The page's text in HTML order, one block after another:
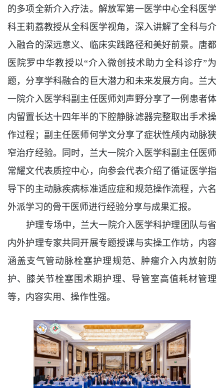
的多项全新介入疗法。解放军第一医学中心全科医学
科王莉荔教授从全科医学视角，深入讲解了全科与介
入融合的深远意义、临床实践路径和美好前景。唐都
医院罗中华教授以“介入微创技术助力全科诊疗”为
题，分享学科融合的巨大潜力和未来发展方向。兰大
一院介入医学科副主任医师刘声野分享了一例患者体
内留置长达十四年半的下腔静脉滤器完整取出手术操
作过程；副主任医师何学文分享了症状性颅内动脉狭
窄治疗经验。同时，兰大一院介入医学科副主任医师
常耀文代表质控中心，向参会代表介绍了循证医学指
导下的主动脉疾病标准适应症和规范操作流程，六名
外派学习的骨干医师进行经验分享与成果汇报。
护理专场中，兰大一院介入医学科护理团队与省
内外护理专家共同开展专题授课与实操工作坊， 内容
涵盖支气管动脉栓塞护理规范、肿瘤介入内放射防
护、膝关节栓塞围术期护理、导管室高值耗材管理
等，内容实用、操作性强。